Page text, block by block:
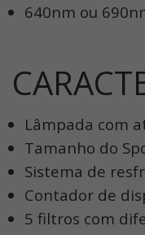
640nm ou
Lâmpada com
Tamanho do
Sistema de
Contador de
5 filtros com